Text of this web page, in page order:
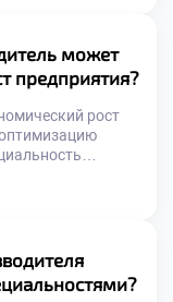
на сочетании
Техническая
к […]
может
предприятия?
рост
и прибылью.
учиться в
профессии.
суть